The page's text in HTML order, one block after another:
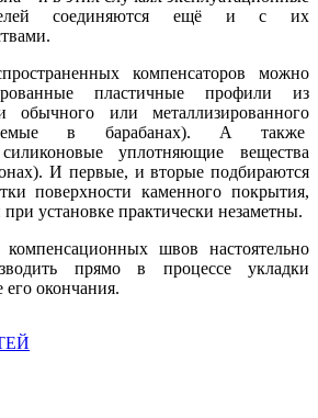
соединяются ещё и с их
компенсаторов можно
пластичные профили из
обычного или металлизированного
в барабанах). А также
уплотняющие вещества
И первые, и вторые подбираются
поверхности каменного покрытия,
установке практически незаметны.
швов настоятельно
прямо в процессе укладки
окончания.